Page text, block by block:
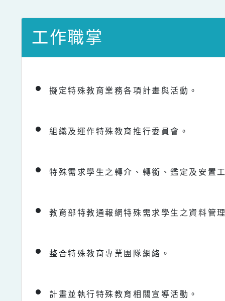
工作職掌
擬定特殊教育業務各項計畫與活動。
組織及運作特殊教育推行委員會。
特殊需求學生之轉介、轉銜、鑑定及安置
教育部特教通報網特殊需求學生之資料管
整合特殊教育專業團隊網絡。
計畫並執行特殊教育相關宣導活動。